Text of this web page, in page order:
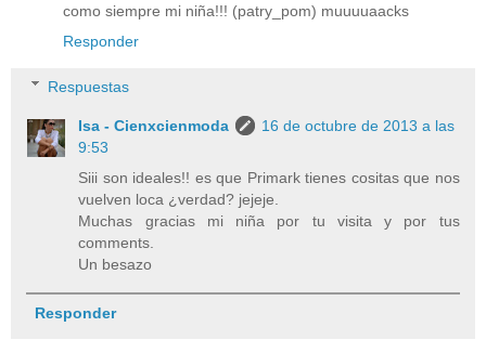
como siempre mi niña!!! (patry_pom) muuuuaacks
Responder
Respuestas
Isa - Cienxcienmoda
16 de octubre de 2013 a las
9:53
Siii son ideales!! es que Primark tienes cositas que nos
vuelven loca ¿verdad? jejeje.
Muchas gracias mi niña por tu visita y por tus
comments.
Un besazo
Responder